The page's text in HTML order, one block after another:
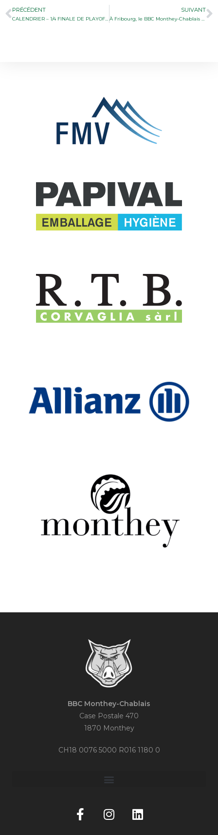
PRÉCÉDENT
CALENDRIER – 1/4 FINALE DE PLAYOFFS
SUIVANT
À Fribourg, le BBC Monthey-Chablais vole en éclats
BBC Monthey-Chablais
Case Postale 470
1870 Monthey
CH18 0076 5000 R016 1180 0